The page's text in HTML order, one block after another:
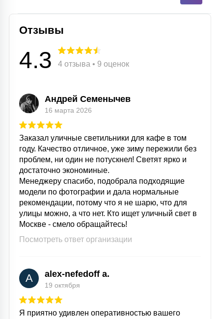
Отзывы
4.3 4 отзыва • 9 оценок
Андрей Семенычев
16 марта 2026
Заказал уличные светильники для кафе в том
году. Качество отличное, уже зиму пережили без
проблем, ни один не потускнел! Светят ярко и
достаточно экономиные.
Менеджеру спасибо, подобрала подходящие
модели по фотографии и дала нормальные
рекомендации, потому что я не шарю, что для
улицы можно, а что нет. Кто ищет уличный свет в
Москве - смело обращайтесь!
Посмотреть ответ организации
A alex-nefedoff a.
19 октября
Я приятно удивлен оперативностью вашего